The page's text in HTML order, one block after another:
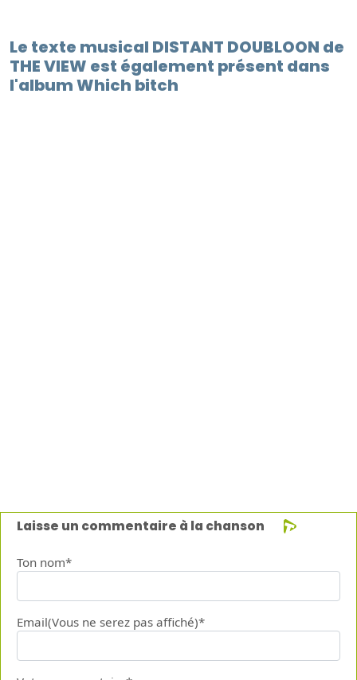
Le texte musical DISTANT DOUBLOON de
THE VIEW est également présent dans
l'album Which bitch
Laisse un commentaire à la chanson
Ton nom*
Email(Vous ne serez pas affiché)*